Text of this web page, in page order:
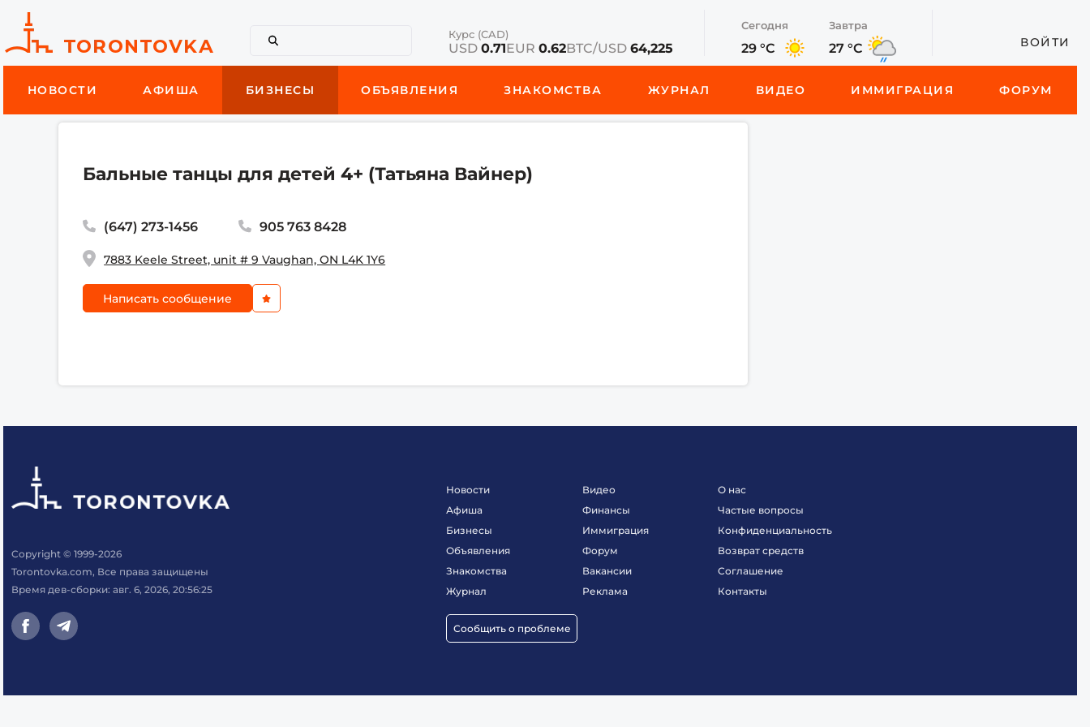
Курс (CAD)
USD 0.71EUR 0.62BTC/USD 64,225
Сегодня
29 °C
Завтра
27 °C ВОЙТИ
НОВОСТИ АФИША БИЗНЕСЫ ОБЪЯВЛЕНИЯ ЗНАКОМСТВА ЖУРНАЛ ВИДЕО ИММИГРАЦИЯ ФОРУМ
Бальные танцы для детей 4+ (Татьяна Вайнер)
(647) 273-1456 905 763 8428
7883 Keele Street, unit # 9 Vaughan, ON L4K 1Y6
Написать сообщение
Copyright © 1999-2026
Torontovka.com, Все права защищены
Время дев-сборки: авг. 6, 2026, 20:56:25
Новости
Афиша
Бизнесы
Объявления
Знакомства
Журнал
Сообщить о проблеме
Видео
Финансы
Иммиграция
Форум
Вакансии
Реклама
О нас
Частые вопросы
Конфиденциальность
Возврат средств
Соглашение
Контакты